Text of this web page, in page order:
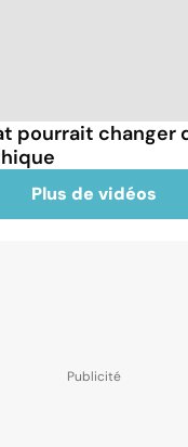
pourrait changer
Plus de vidéos